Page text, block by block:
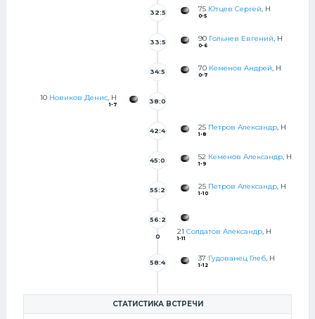
75 Ютцев Сергей , Н
0-5
32:5
90 Гольнев Евгений , Н
0-6
33:5
70 Кеменов Андрей , Н
0-7
34:5
10 Новиков Денис , Н
1-7 38:0
25 Петров Александр , Н
1-8
42:4
52 Кеменов Александр , Н
1-9
45:0
25 Петров Александр , Н
1-10
55:2
21 Солдатов Александр, Н
1-11
56:2
0
37 Гудованец Глеб, Н
1-12
58:4
СТАТИСТИКА ВСТРЕЧИ